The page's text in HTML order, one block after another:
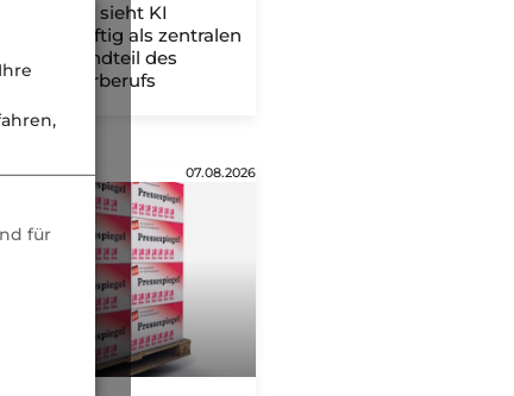
BDVM sieht KI
zukünftig als zentralen
Bestandteil des
Maklerberufs
07.08.2026
für